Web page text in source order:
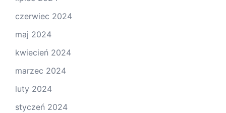
czerwiec 2024
maj 2024
kwiecień 2024
marzec 2024
luty 2024
styczeń 2024